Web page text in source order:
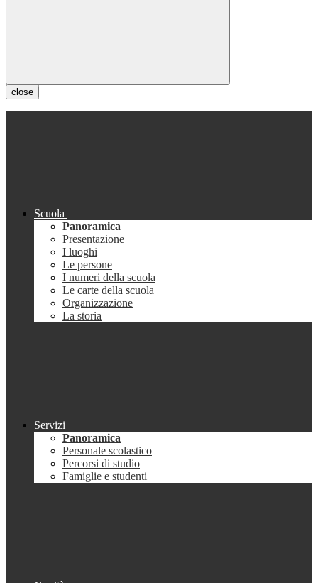
close
Scuola
Panoramica
Presentazione
I luoghi
Le persone
I numeri della scuola
Le carte della scuola
Organizzazione
La storia
Servizi
Panoramica
Personale scolastico
Percorsi di studio
Famiglie e studenti